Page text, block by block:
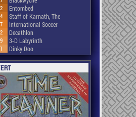
Entombed
Staff of Karnath, The
International Soccer
Decathlon
3-D Labyrinth
Dinky Doo